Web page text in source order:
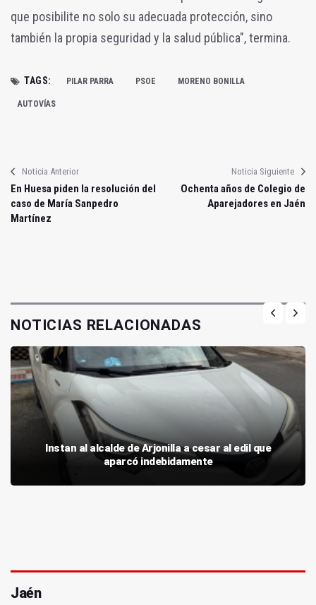
que posibilite no solo su adecuada protección, sino
también la propia seguridad y la salud pública", termina.
TAGS: PILAR PARRA PSOE MORENO BONILLA
AUTOVÍAS
Noticia Anterior
En Huesa piden la resolución del
caso de María Sanpedro
Martínez
Noticia Siguiente
Ochenta años de Colegio de
Aparejadores en Jaén
NOTICIAS RELACIONADAS
Instan al alcalde de Arjonilla a cesar al edil que
aparcó indebidamente
Jaén